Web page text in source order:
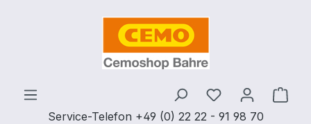
Zum Hauptinhalt springen
Service-Telefon +49 (0) 22 22 - 91 98 70
Du hast 0